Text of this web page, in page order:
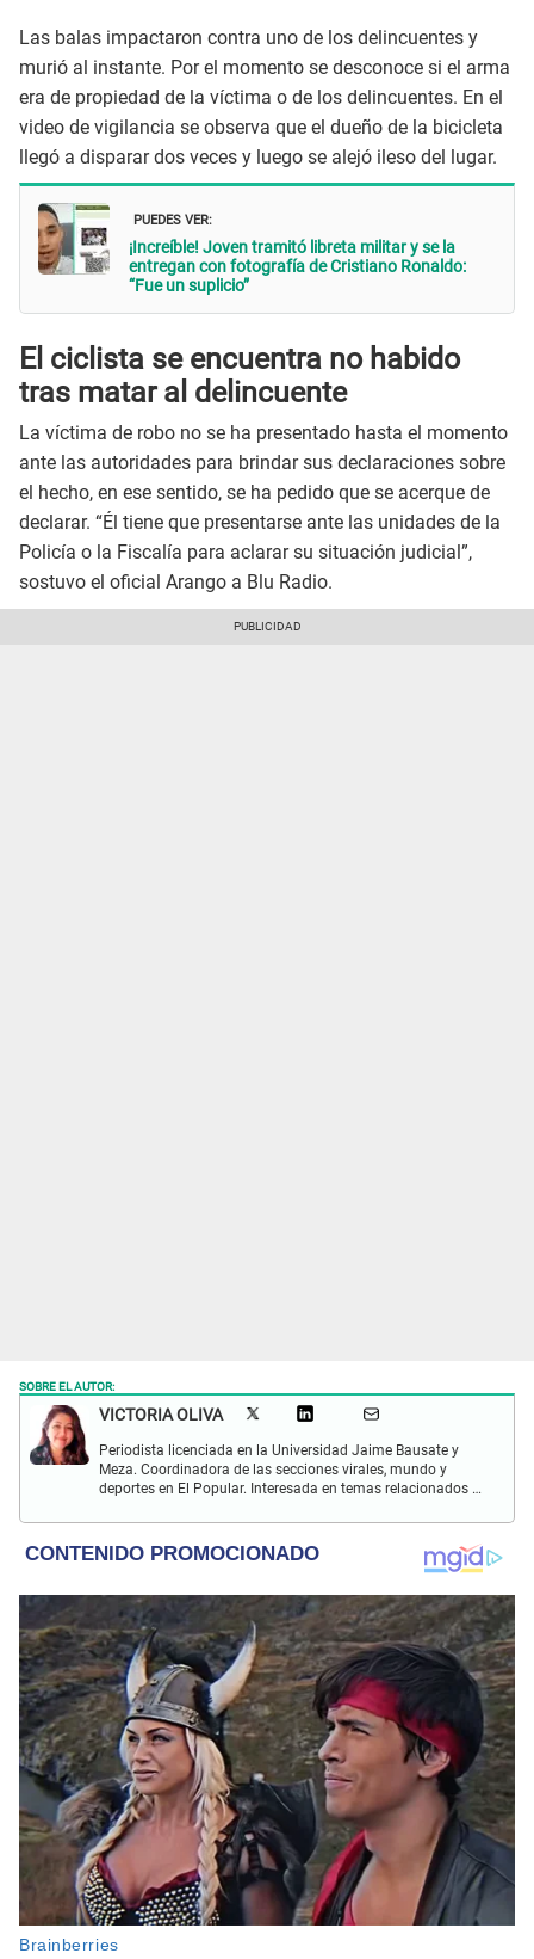
Las balas impactaron contra uno de los delincuentes y
murió al instante. Por el momento se desconoce si el arma
era de propiedad de la víctima o de los delincuentes. En el
video de vigilancia se observa que el dueño de la bicicleta
llegó a disparar dos veces y luego se alejó ileso del lugar.
PUEDES VER:
¡Increíble! Joven tramitó libreta militar y se la
entregan con fotografía de Cristiano Ronaldo:
“Fue un suplicio”
El ciclista se encuentra no habido
tras matar al delincuente
La víctima de robo no se ha presentado hasta el momento
ante las autoridades para brindar sus declaraciones sobre
el hecho, en ese sentido, se ha pedido que se acerque de
declarar. “Él tiene que presentarse ante las unidades de la
Policía o la Fiscalía para aclarar su situación judicial”,
sostuvo el oficial Arango a Blu Radio.
SOBRE EL AUTOR:
VICTORIA OLIVA
Periodista licenciada en la Universidad Jaime Bausate y
Meza. Coordinadora de las secciones virales, mundo y
deportes en El Popular. Interesada en temas relacionados a